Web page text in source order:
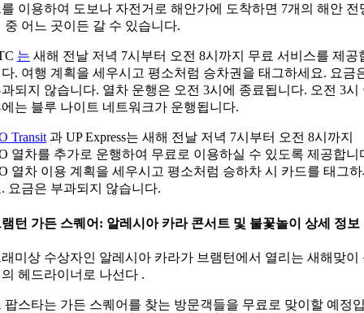
이용하여 도보나 자전거로 해안가에 도착하면 7개의 해안 전
중 어느 곳이든 갈 수 있습니다.
는 새해 전날 저녁 7시부터 오전 8시까지 무료 서비스를 제공
. 여행 계획을 세우시고 평소처럼 승차권을 태그하세요. 요금
되지 않습니다. 열차 운행은 오전 3시에 종료됩니다. 오전 3시
는 블루 나이트 네트워크가 운행됩니다.
Transit과 UP Express는 새해 전날 저녁 7시부터 오전 8시까지
열차를 추가로 운행하여 무료로 이용하실 수 있도록 제공합니
열차 이용 계획을 세우시고 평소처럼 승하차 시 카드를 태그
요금은 부과되지 않습니다.
턴 가든 스퀘어: 알레시아 카라 콘서트 및 불꽃놀이 상세 정보
미상 수상자인 알레시아 카라가 브램턴에서 열리는 새해맞이
헤드라이너로 나선다 .
팝스타는 가든 스퀘어를 찾는 방문객들을 무료로 맞이할 예정